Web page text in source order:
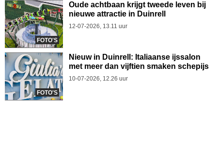
FOTO'S
Oude achtbaan krijgt tweede leven bij
nieuwe attractie in Duinrell
12-07-2026, 13.11 uur
FOTO'S
Nieuw in Duinrell: Italiaanse ijssalon
met meer dan vijftien smaken schepijs
10-07-2026, 12.26 uur